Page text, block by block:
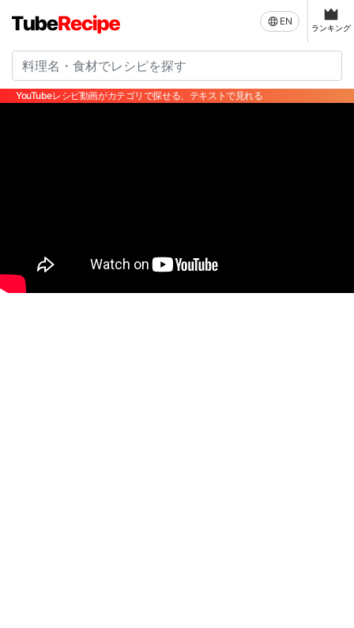
EN
ランキング
YouTubeレシピ動画がカテゴリで探せる、テキストで見れる